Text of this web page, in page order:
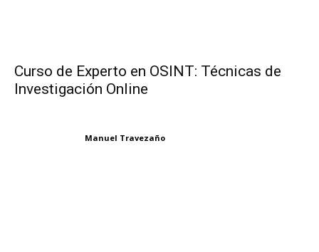
Curso de Experto en OSINT: Técnicas de
Investigación Online
Manuel Travezaño